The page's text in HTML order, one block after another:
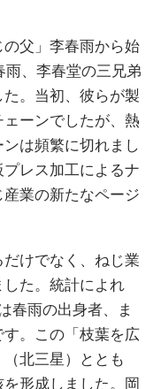
父」李春雨から始
雨、李春堂の三兄弟
。当初、彼らが製
ーンでしたが、熱
は頻繁に切れまし
レス加工によるナ
業の新たなページ
けでなく、ねじ業
た。統計によれ
春雨の出身者、ま
。この「枝葉を広
北三星）ととも
形成しました。岡